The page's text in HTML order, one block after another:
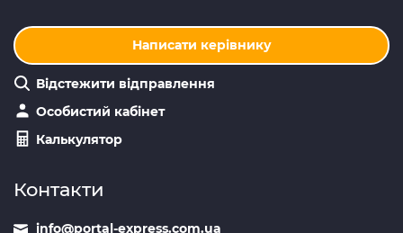
Написати керівнику
Відстежити відправлення
Особистий кабінет
Калькулятор
Контакти
info@portal-express.com.ua